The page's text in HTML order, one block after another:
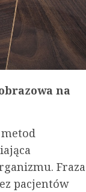
na
Fraza
pacjentów